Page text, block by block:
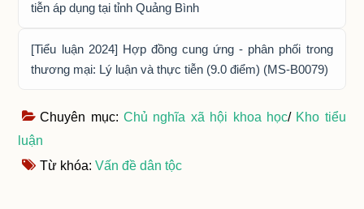
tiễn áp dụng tại tỉnh Quảng Bình
[Tiểu luận 2024] Hợp đồng cung ứng - phân phối trong
thương mại: Lý luận và thực tiễn (9.0 điểm) (MS-B0079)
Chuyên mục:Chủ nghĩa xã hội khoa học/ Kho tiểu
luận
Từ khóa:Vấn đề dân tộc